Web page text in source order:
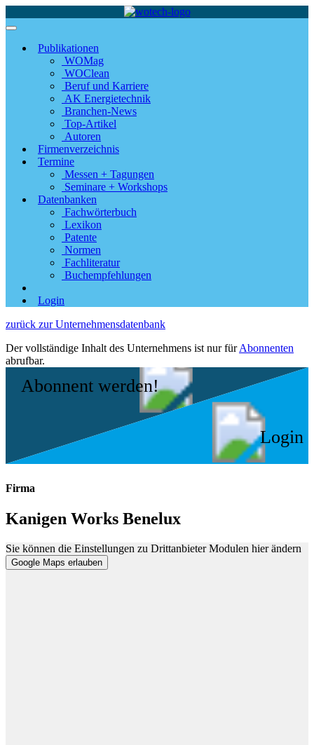
Publikationen
WOMag
WOClean
Beruf und Karriere
AK Energietechnik
Branchen-News
Top-Artikel
Autoren
Firmenverzeichnis
Termine
Messen + Tagungen
Seminare + Workshops
Datenbanken
Fachwörterbuch
Lexikon
Patente
Normen
Fachliteratur
Buchempfehlungen
Login
zurück zur Unternehmensdatenbank
Der vollständige Inhalt des Unternehmens ist nur fürAbonnenten
abrufbar.
Abonnent werden!
Login
Firma
Kanigen Works Benelux
Sie können die Einstellungen zu Drittanbieter Modulen hier ändern
Google Maps erlauben